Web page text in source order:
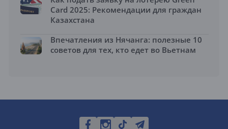
Card 2025: Рекомендации для граждан
Казахстана
Впечатления из Нячанга: полезные 10
советов для тех, кто едет во Вьетнам